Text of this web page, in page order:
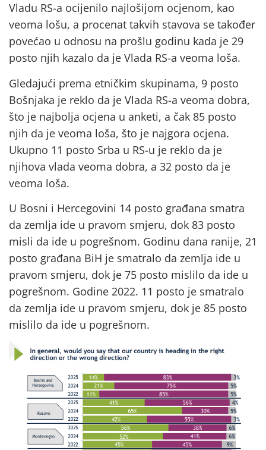
Vladu RS-a ocijenilo najlošijom ocjenom, kao
veoma lošu, a procenat takvih stavova se također
povećao u odnosu na prošlu godinu kada je 29
posto njih kazalo da je Vlada RS-a veoma loša.
Gledajući prema etničkim skupinama, 9 posto
Bošnjaka je reklo da je Vlada RS-a veoma dobra,
što je najbolja ocjena u anketi, a čak 85 posto
njih da je veoma loša, što je najgora ocjena.
Ukupno 11 posto Srba u RS-u je reklo da je
njihova vlada veoma dobra, a 32 posto da je
veoma loša.
U Bosni i Hercegovini 14 posto građana smatra
da zemlja ide u pravom smjeru, dok 83 posto
misli da ide u pogrešnom. Godinu dana ranije, 21
posto građana BiH je smatralo da zemlja ide u
pravom smjeru, dok je 75 posto mislilo da ide u
pogrešnom. Godine 2022. 11 posto je smatralo
da zemlja ide u pravom smjeru, dok je 85 posto
mislilo da ide u pogrešnom.